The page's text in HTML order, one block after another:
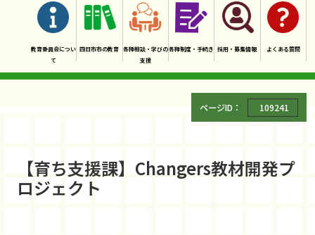
教育委員会につい
て
四日市市の教育 各種相談・学びの
支援
各種制度・手続き 採用・募集情報 よくある質問
ページID： 109241
【育ち支援課】Changers教材開発プ
ロジェクト